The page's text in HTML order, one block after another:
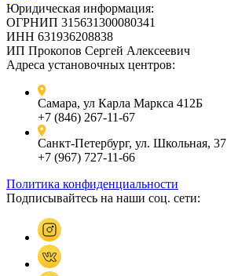
Юридическая информация:
ОГРНИП 315631300080341
ИНН 631936208838
ИП Прокопов Сергей Алексеевич
Адреса установочных центров:
Самара, ул Карла Маркса 412Б
+7 (846) 267-11-67
Санкт-Петербург, ул. Школьная, 37
+7 (967) 727-11-66
Политика конфиденциальности
Подписывайтесь на наши соц. сети: